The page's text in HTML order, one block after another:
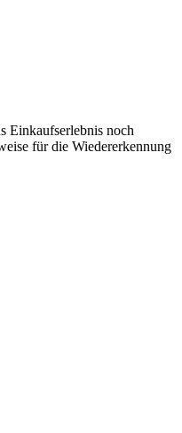
Einkaufserlebnis noch
für die Wiedererkennung